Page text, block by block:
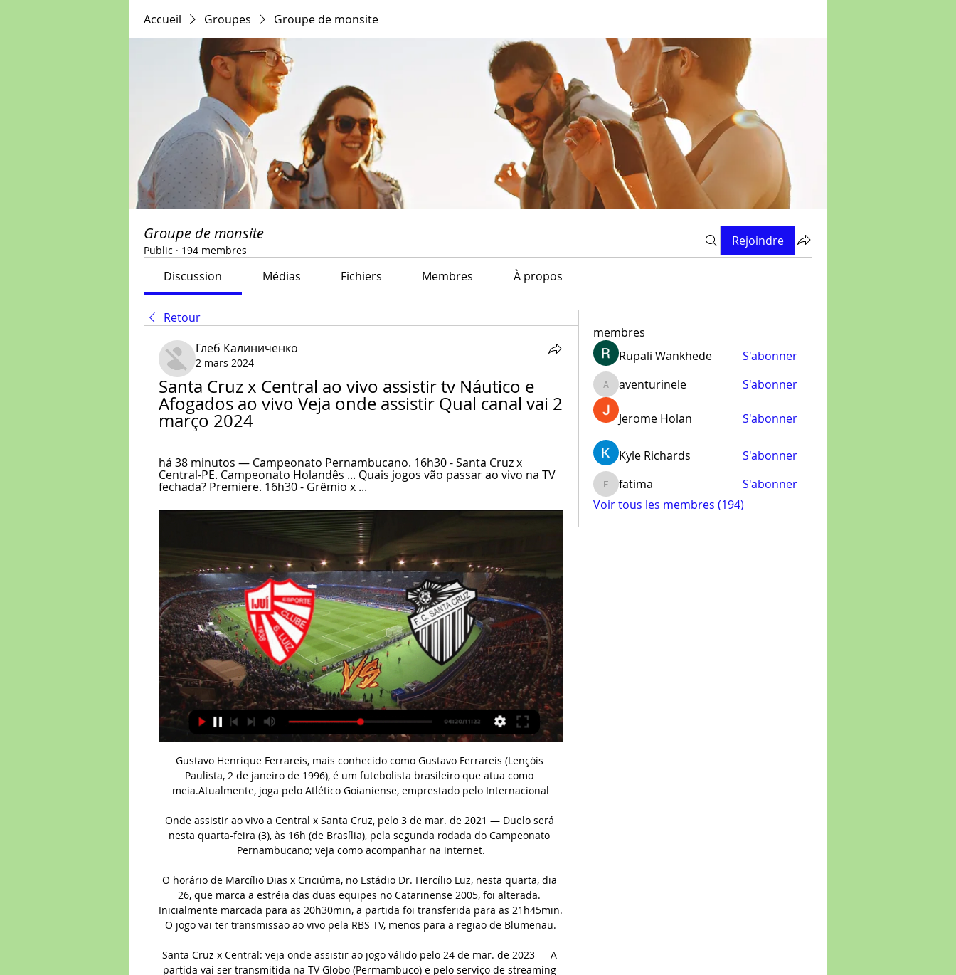
Accueil Groupes Groupe de monsite
Groupe de monsite
Public · 194 membres
Rejoindre
Discussion Médias Fichiers Membres À propos
Retour
Глеб Калиниченко
2 mars 2024
Santa Cruz x Central ao vivo assistir tv Náutico e
Afogados ao vivo Veja onde assistir Qual canal vai 2
março 2024
há 38 minutos — Campeonato Pernambucano. 16h30 - Santa Cruz x
Central-PE. Campeonato Holandês ... Quais jogos vão passar ao vivo na TV
fechada? Premiere. 16h30 - Grêmio x ...
Gustavo Henrique Ferrareis, mais conhecido como Gustavo Ferrareis (Lençóis
Paulista, 2 de janeiro de 1996), é um futebolista brasileiro que atua como
meia.Atualmente, joga pelo Atlético Goianiense, emprestado pelo Internacional
Onde assistir ao vivo a Central x Santa Cruz, pelo 3 de mar. de 2021 — Duelo será
nesta quarta-feira (3), às 16h (de Brasília), pela segunda rodada do Campeonato
Pernambucano; veja como acompanhar na internet.
O horário de Marcílio Dias x Criciúma, no Estádio Dr. Hercílio Luz, nesta quarta, dia
26, que marca a estréia das duas equipes no Catarinense 2005, foi alterada.
Inicialmente marcada para as 20h30min, a partida foi transferida para as 21h45min.
O jogo vai ter transmissão ao vivo pela RBS TV, menos para a região de Blumenau.
Santa Cruz x Central: veja onde assistir ao jogo válido pelo 24 de mar. de 2023 — A
partida vai ser transmitida na TV Globo (Permambuco) e pelo serviço de streaming
membres
Rupali Wankhede
S'abonner
aventurinele
aventurinele S'abonner
Jerome Holan S'abonner
Kyle Richards S'abonner
fatima
fatima
S'abonner
Voir tous les membres (194)